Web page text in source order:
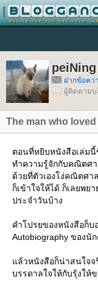
peiNing
ฝากข้อคว
ผู้ติดตามบ
The man who
ตอนที่หยิบหนังสือเล่มนี้
ทำความรู้จักกับคณิตศา
ด้วยที่ตัวเองโง่คณิตศ
ก็เข้าใจให้ได้ ก็เลยพ
ประจำวันบ้าง
คำโปรยของหนังสือก็บ
Autobiography ของ
ล้วหนังสือก็น่าสนใจจ
บรรดาลใจให้กับรุ้งใ